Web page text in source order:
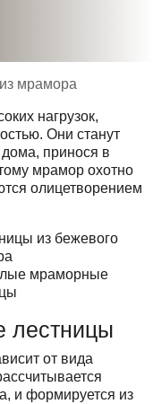
мрамора
нагрузок,
Они станут
принося в
мрамор охотно
олицетворением
лестницы
от вида
и формируется из